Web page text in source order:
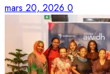
mars 20, 2026 0